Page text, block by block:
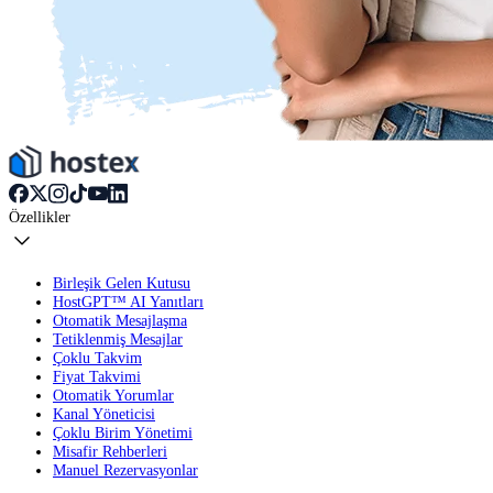
Özellikler
Birleşik Gelen Kutusu
HostGPT™ AI Yanıtları
Otomatik Mesajlaşma
Tetiklenmiş Mesajlar
Çoklu Takvim
Fiyat Takvimi
Otomatik Yorumlar
Kanal Yöneticisi
Çoklu Birim Yönetimi
Misafir Rehberleri
Manuel Rezervasyonlar